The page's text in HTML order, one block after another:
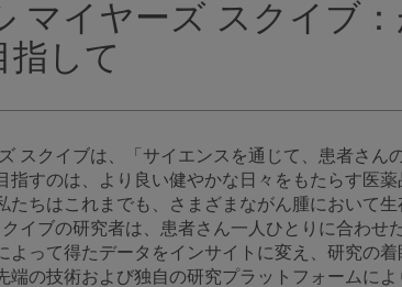
マイヤーズ スクイブ
指して
スクイブは、「サイエンスを通じて、患者さん
指すのは、より良い健やかな日々をもたらす医
たちはこれまでも、さまざまながん腫において
イブの研究者は、患者さん一人ひとりに合わ
よって得たデータをインサイトに変え、研究の
端の技術および独自の研究プラットフォームに